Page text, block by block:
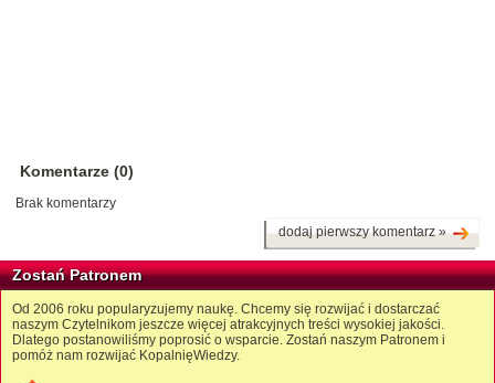
Komentarze (0)
Brak komentarzy
dodaj pierwszy komentarz »
Zostań Patronem
Od 2006 roku popularyzujemy naukę. Chcemy się rozwijać i dostarczać
naszym Czytelnikom jeszcze więcej atrakcyjnych treści wysokiej jakości.
Dlatego postanowiliśmy poprosić o wsparcie. Zostań naszym Patronem i
pomóż nam rozwijać KopalnięWiedzy.